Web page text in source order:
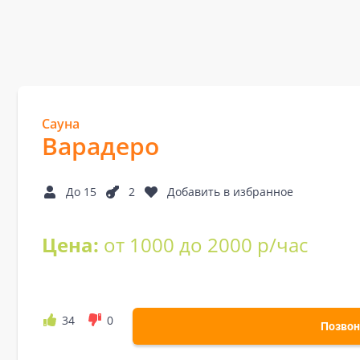
Сауна
Варадеро
До 15 2 Добавить в избранное
Цена: от 1000 до 2000 р/час
34 0